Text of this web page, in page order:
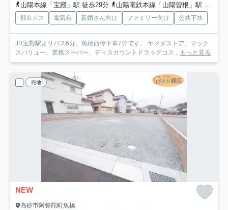
山陽本線「宝殿」駅 徒歩29分
山陽電鉄本線「山陽曽根」駅 徒歩37分
都市ガス 電気有 新婚さん向け ファミリー向け 公共下水
JR宝殿駅よりバス6分、魚橋西停下車7分です。 ヤマダストア、マック
スバリュー、業務スーパー、ディスカウントドラッグコス...
もっと見る
売地
NEW
高砂市阿弥陀町魚橋